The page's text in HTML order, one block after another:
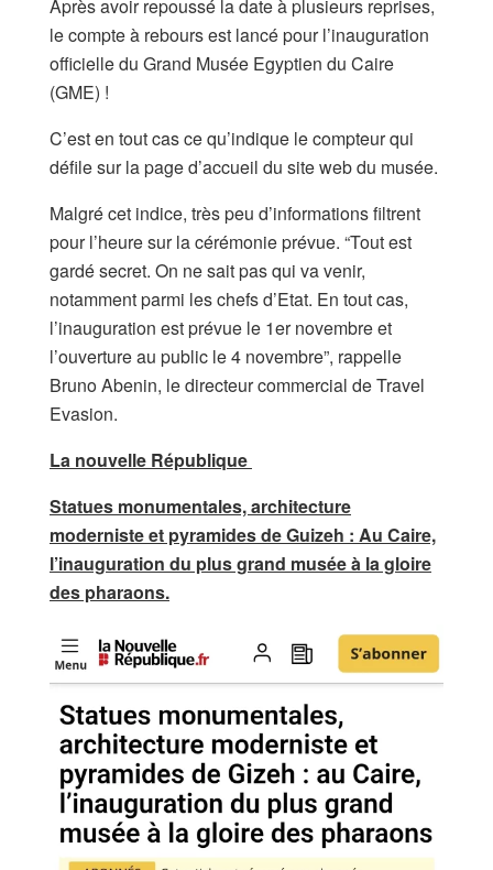
Après avoir repoussé la date à plusieurs reprises,
le compte à rebours est lancé pour l’inauguration
officielle du Grand Musée Egyptien du Caire
(GME) !
C’est en tout cas ce qu’indique le compteur qui
défile sur la page d’accueil du site web du musée.
Malgré cet indice, très peu d’informations filtrent
pour l’heure sur la cérémonie prévue. “Tout est
gardé secret. On ne sait pas qui va venir,
notamment parmi les chefs d’Etat. En tout cas,
l’inauguration est prévue le 1er novembre et
l’ouverture au public le 4 novembre”, rappelle
Bruno Abenin, le directeur commercial de Travel
Evasion.
La nouvelle République
Statues monumentales, architecture
moderniste et pyramides de Guizeh : Au Caire,
l’inauguration du plus grand musée à la gloire
des pharaons.